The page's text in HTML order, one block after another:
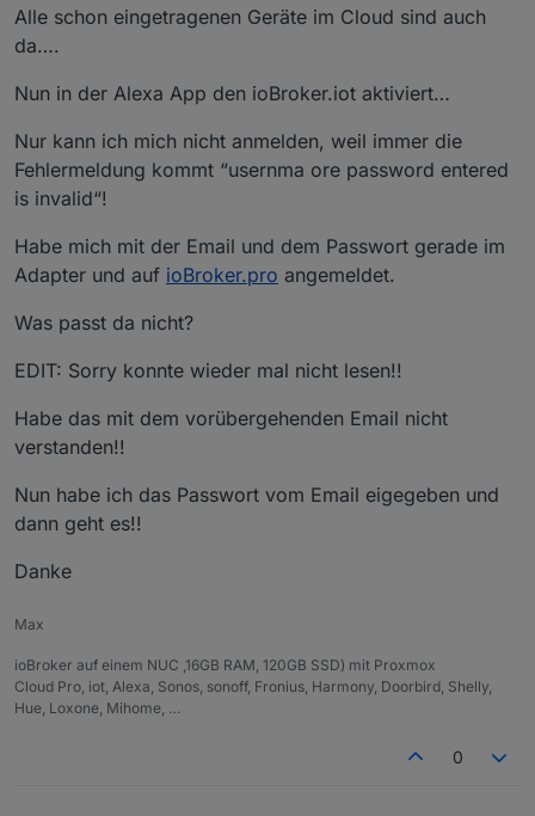
Alle schon eingetragenen Geräte im Cloud sind auch
da….
Nun in der Alexa App den ioBroker.iot aktiviert…
Nur kann ich mich nicht anmelden, weil immer die
Fehlermeldung kommt “usernma ore password entered
is invalid“!
Habe mich mit der Email und dem Passwort gerade im
Adapter und auf ioBroker.pro angemeldet.
Was passt da nicht?
EDIT: Sorry konnte wieder mal nicht lesen!!
Habe das mit dem vorübergehenden Email nicht
verstanden!!
Nun habe ich das Passwort vom Email eigegeben und
dann geht es!!
Danke
Max
ioBroker auf einem NUC ,16GB RAM, 120GB SSD) mit Proxmox
Cloud Pro, iot, Alexa, Sonos, sonoff, Fronius, Harmony, Doorbird, Shelly,
Hue, Loxone, Mihome, …
0